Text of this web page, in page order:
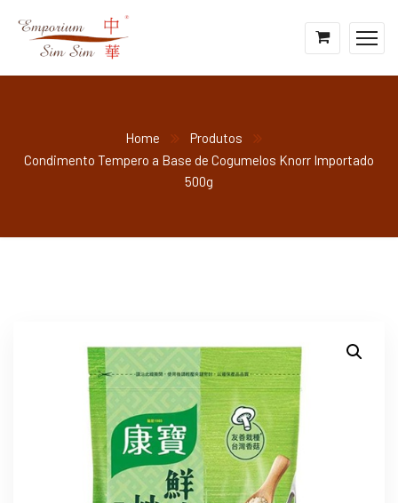
Home
Produtos
Condimento Tempero a Base de Cogumelos Knorr Importado
500g